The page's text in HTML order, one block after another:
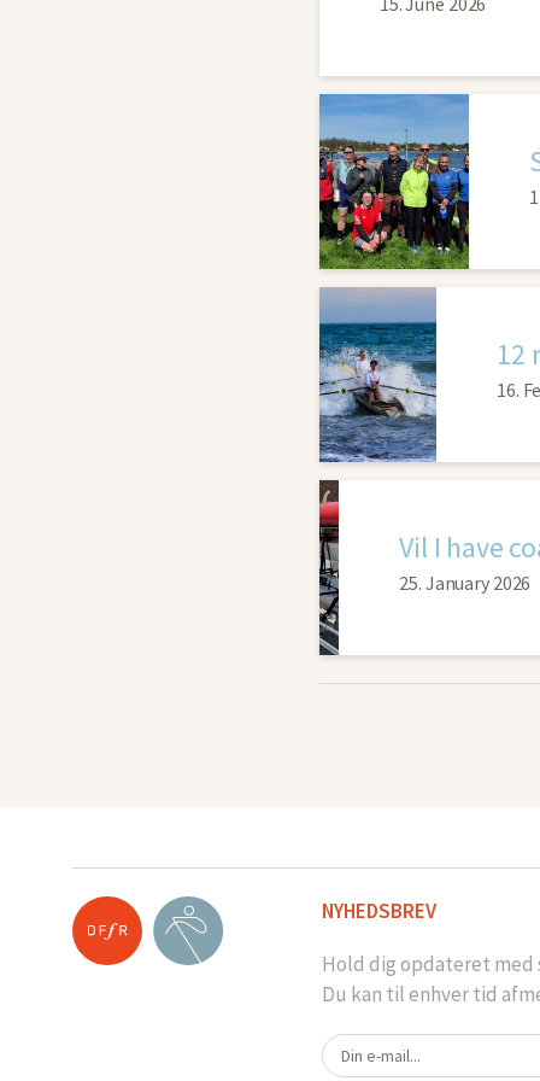
12
16.
Vil I have
25. January 2026
NYHEDSBREV
Hold dig opdateret med
Du kan til enhver tid